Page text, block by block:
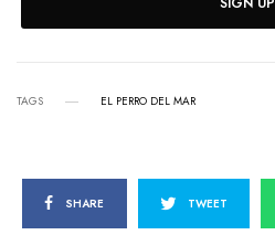
TAGS EL PERRO DEL MAR
SHARE TWEET